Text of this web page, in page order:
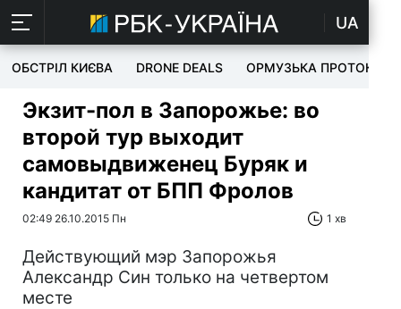
UA
ОБСТРІЛ КИЄВА DRONE DEALS ОРМУЗЬКА ПРОТОКА
Экзит-пол в Запорожье: во
второй тур выходит
самовыдвиженец Буряк и
кандитат от БПП Фролов
02:49 26.10.2015 Пн 1 хв
Действующий мэр Запорожья
Александр Син только на четвертом
месте